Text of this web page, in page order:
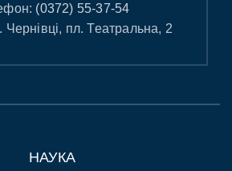
(0372) 55-37-54
пл. Театральна, 2
НАУКА